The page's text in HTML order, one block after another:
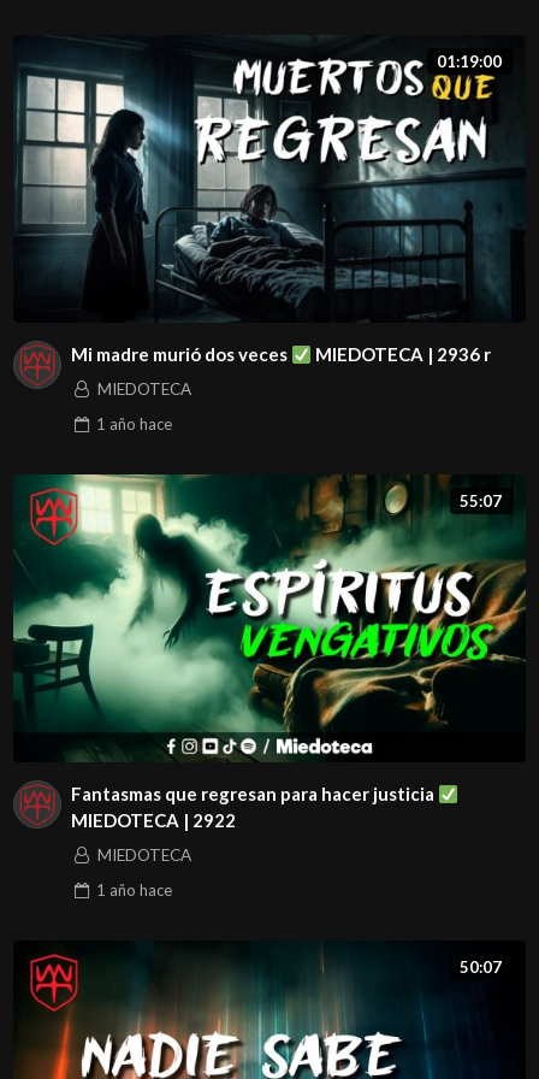
muy blanco cuando pasó junto a mi sentí un hueco en el
estómago, después desapareció.
#PodcastParanormal #HistoriasDeTerror
#MisteriosDelMásAllá #Duendes #RelatosDeMiedo
#EntidadesOscuras #FenómenosParanormales
#ParanormalEnMéxico #BolaDeFuego
#ExperienciasReales #TerrorSobrenatural #Apariciones
#ViajesAstrales #RelatosMexicanos #HorrorPodcast
#EncuentroConElMal #Espíritus #RelatosDeTerror
#LaManoPeludaStyle
#InvestigaciónParanormal#Miedoteca #Relatos
#ElFantasmaErrante #LaManoPeluda
Te esperamos de 10 a 12 de la noche en Miedoteca con
Gina Avilés y Nacho Muñoz
Miedophone (whatsapp) 552193-5926 y desde cualquier
parte del mundo +521 552193-5926, MANDA TU
MENSAJE DE TEXTO O AUDIO
Únete a los MIEMBROS DEL CANAL en YouTube dando
click aquí:
http://bit.ly/Miembrosdecanalmiedoteca
Si te gusta nuestro contenido puedes suscribirte,
compartirlo y regalarnos un LIKE
01:19:00
Mi madre murió dos veces MIEDOTECA | 2936 r
MIEDOTECA
1 año hace
55:07
Fantasmas que regresan para hacer justicia
MIEDOTECA | 2922
MIEDOTECA
1 año hace
50:07